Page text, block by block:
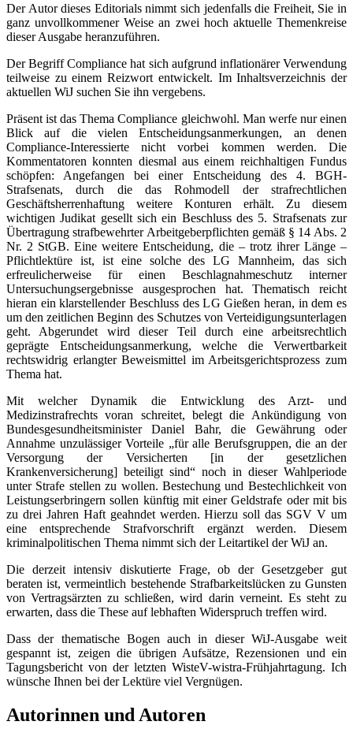
Der Autor dieses Editorials nimmt sich jedenfalls die Freiheit, Sie in
ganz unvollkommener Weise an zwei hoch aktuelle Themenkreise
dieser Ausgabe heranzuführen.
Der Begriff Compliance hat sich aufgrund inflationärer Verwendung
teilweise zu einem Reizwort entwickelt. Im Inhaltsverzeichnis der
aktuellen WiJ suchen Sie ihn vergebens.
Präsent ist das Thema Compliance gleichwohl. Man werfe nur einen
Blick auf die vielen Entscheidungsanmerkungen, an denen
Compliance-Interessierte nicht vorbei kommen werden. Die
Kommentatoren konnten diesmal aus einem reichhaltigen Fundus
schöpfen: Angefangen bei einer Entscheidung des 4. BGH-
Strafsenats, durch die das Rohmodell der strafrechtlichen
Geschäftsherrenhaftung weitere Konturen erhält. Zu diesem
wichtigen Judikat gesellt sich ein Beschluss des 5. Strafsenats zur
Übertragung strafbewehrter Arbeitgeberpflichten gemäß § 14 Abs. 2
Nr. 2 StGB. Eine weitere Entscheidung, die – trotz ihrer Länge –
Pflichtlektüre ist, ist eine solche des LG Mannheim, das sich
erfreulicherweise für einen Beschlagnahmeschutz interner
Untersuchungsergebnisse ausgesprochen hat. Thematisch reicht
hieran ein klarstellender Beschluss des LG Gießen heran, in dem es
um den zeitlichen Beginn des Schutzes von Verteidigungsunterlagen
geht. Abgerundet wird dieser Teil durch eine arbeitsrechtlich
geprägte Entscheidungsanmerkung, welche die Verwertbarkeit
rechtswidrig erlangter Beweismittel im Arbeitsgerichtsprozess zum
Thema hat.
Mit welcher Dynamik die Entwicklung des Arzt- und
Medizinstrafrechts voran schreitet, belegt die Ankündigung von
Bundesgesundheitsminister Daniel Bahr, die Gewährung oder
Annahme unzulässiger Vorteile „für alle Berufsgruppen, die an der
Versorgung der Versicherten [in der gesetzlichen
Krankenversicherung] beteiligt sind“ noch in dieser Wahlperiode
unter Strafe stellen zu wollen. Bestechung und Bestechlichkeit von
Leistungserbringern sollen künftig mit einer Geldstrafe oder mit bis
zu drei Jahren Haft geahndet werden. Hierzu soll das SGV V um
eine entsprechende Strafvorschrift ergänzt werden. Diesem
kriminalpolitischen Thema nimmt sich der Leitartikel der WiJ an.
Die derzeit intensiv diskutierte Frage, ob der Gesetzgeber gut
beraten ist, vermeintlich bestehende Strafbarkeitslücken zu Gunsten
von Vertragsärzten zu schließen, wird darin verneint. Es steht zu
erwarten, dass die These auf lebhaften Widerspruch treffen wird.
Dass der thematische Bogen auch in dieser WiJ-Ausgabe weit
gespannt ist, zeigen die übrigen Aufsätze, Rezensionen und ein
Tagungsbericht von der letzten WisteV-wistra-Frühjahrtagung. Ich
wünsche Ihnen bei der Lektüre viel Vergnügen.
Autorinnen und Autoren